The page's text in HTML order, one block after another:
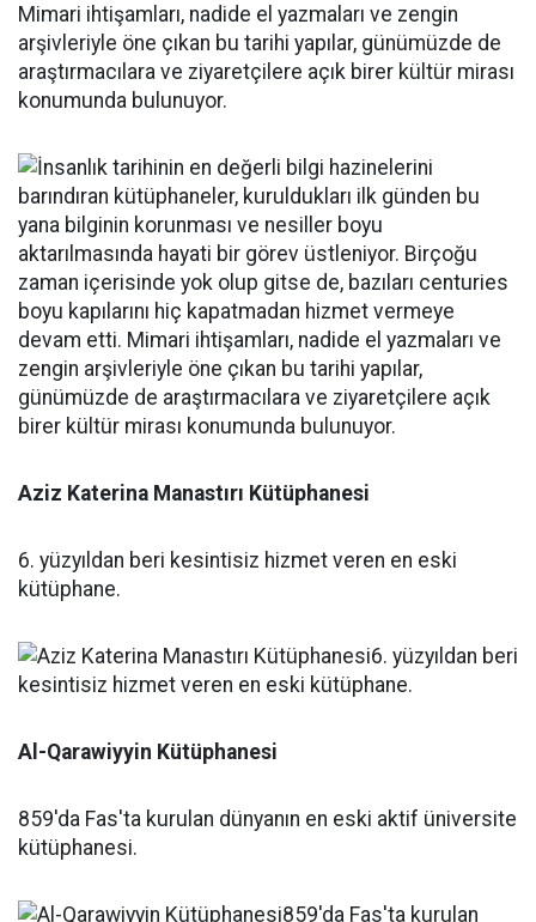
Mimari ihtişamları, nadide el yazmaları ve zengin
arşivleriyle öne çıkan bu tarihi yapılar, günümüzde de
araştırmacılara ve ziyaretçilere açık birer kültür mirası
konumunda bulunuyor.
Aziz Katerina Manastırı Kütüphanesi
6. yüzyıldan beri kesintisiz hizmet veren en eski
kütüphane.
Al-Qarawiyyin Kütüphanesi
859'da Fas'ta kurulan dünyanın en eski aktif üniversite
kütüphanesi.